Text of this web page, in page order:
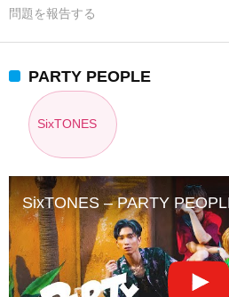
問題を報告する
PARTY PEOPLE
SixTONES
SixTONES – PARTY